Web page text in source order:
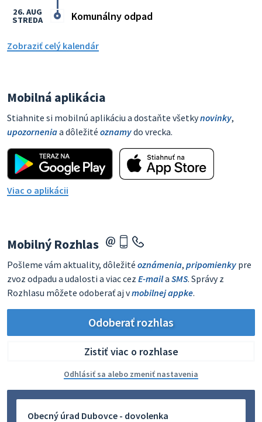
Komunálny odpad
26. AUG
STREDA
Zobraziť celý kalendár
Mobilná aplikácia
Stiahnite si mobilnú aplikáciu a dostaňte všetkynovinky,
upozorneniaa dôležité oznamydo vrecka.
Viac o aplikácii
Mobilný Rozhlas
Pošleme vám aktuality, dôležité oznámenia, pripomienky pre
zvoz odpadu a udalosti a viac cez E-maila SMS. Správy z
Rozhlasu môžete odoberať aj vmobilnej appke.
Odoberať rozhlas
Zistiť viac o rozhlase
Odhlásiť sa alebo zmeniť nastavenia
Obecný úrad Dubovce - dovolenka